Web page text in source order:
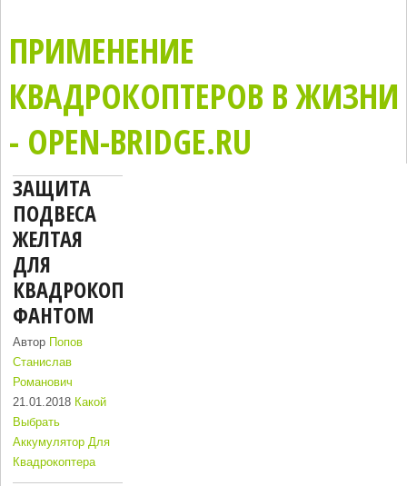
ПРИМЕНЕНИЕ
КВАДРОКОПТЕРОВ В ЖИЗНИ
- OPEN-BRIDGE.RU
ЗАЩИТА
ПОДВЕСА
ЖЕЛТАЯ
ДЛЯ
КВАДРОКОПТЕРА
ФАНТОМ
Автор Попов
Станислав
Романович
21.01.2018 Какой
Выбрать
Аккумулятор Для
Квадрокоптера